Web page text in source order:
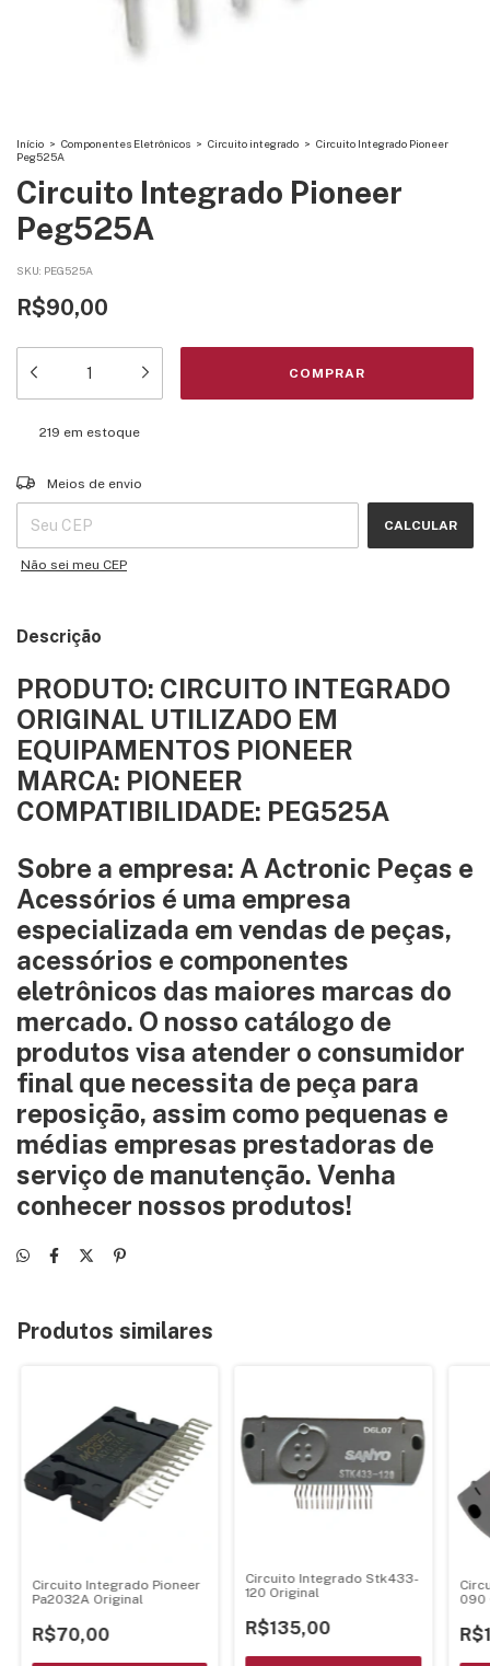
Início > Componentes Eletrônicos > Circuito integrado > Circuito Integrado Pioneer
Peg525A
Circuito Integrado Pioneer
Peg525A
SKU: PEG525A
R$90,00
219 em estoque
Entregas para o CEP:
Meios de envio
CALCULAR
Não sei meu CEP
Descrição
PRODUTO: CIRCUITO INTEGRADO
ORIGINAL UTILIZADO EM
EQUIPAMENTOS PIONEER
MARCA: PIONEER
COMPATIBILIDADE: PEG525A
Sobre a empresa: A Actronic Peças e
Acessórios é uma empresa
especializada em vendas de peças,
acessórios e componentes
eletrônicos das maiores marcas do
mercado. O nosso catálogo de
produtos visa atender o consumidor
final que necessita de peça para
reposição, assim como pequenas e
médias empresas prestadoras de
serviço de manutenção. Venha
conhecer nossos produtos!
Produtos similares
Circuito Integrado Pioneer
Pa2032A Original
R$70,00
Circuito Integrado Stk433-
120 Original
R$135,00
090